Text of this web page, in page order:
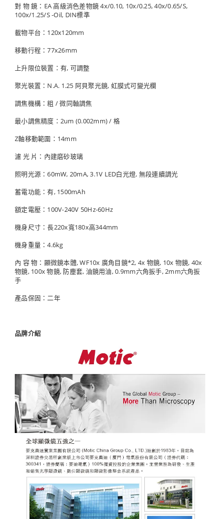
對 物 鏡：EA 高級消色差物鏡 4x/0.10, 10x/0.25, 40x/0.65/S,
100x/1.25/S -Oil, DIN標準
載物平台：120x120mm
移動行程：77x26mm
上升限位裝置：有, 可調整
聚光裝置：N.A. 1.25 阿貝聚光鏡, 虹膜式可變光欄
調焦機構：粗 / 微同軸調焦
最小調焦精度：2um (0.002mm) / 格
Z軸移動範圍：14mm
濾 光 片：內建磨砂玻璃
照明光源：60mW, 20mA, 3.1V LED白光燈, 無段連續調光
蓄電功能：有, 1500mAh
額定電壓：100V-240V 50Hz-60Hz
機身尺寸：長220x寬180x高344mm
機身重量：4.6kg
內 容 物：顯微鏡本體, WF10x 廣角目鏡*2, 4x 物鏡, 10x 物鏡, 40x
物鏡, 100x 物鏡, 防塵套, 油鏡用油, 0.9mm六角扳手, 2mm六角扳
手
產品保固：二年
品牌介紹